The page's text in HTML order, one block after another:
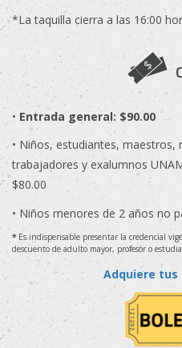
*La taquilla cierra a las 16:00
• Entrada general: $90.00
• Niños, estudiantes, maestros,
trabajadores y exalumnos
$80.00
• Niños menores de 2 años no
* Es indispensable presentar la credencial
descuento de adulto mayor, profesor o
Adquiere tus